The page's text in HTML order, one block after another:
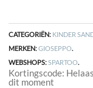
CATEGORIËN: KINDER
MERKEN:GIOSEPPO.
WEBSHOPS:SPARTOO.
Kortingscode:
dit moment